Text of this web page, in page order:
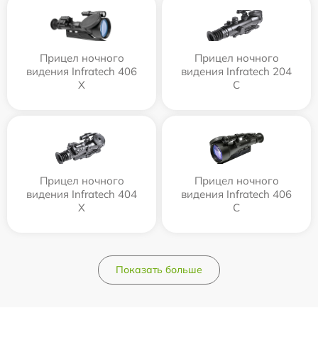
Прицел ночного
видения Infratech 406
Х
Прицел ночного
видения Infratech 204
С
Прицел ночного
видения Infratech 404
Х
Прицел ночного
видения Infratech 406
С
Показать больше